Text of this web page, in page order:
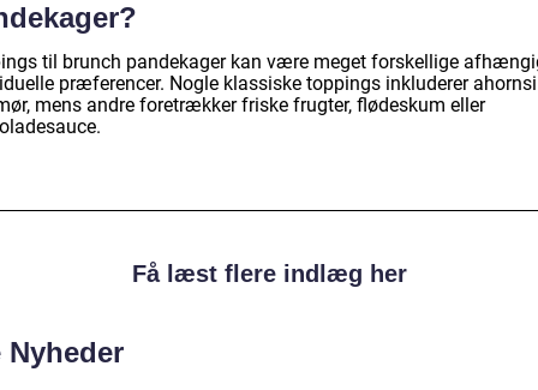
til brunch pandekager kan være meget forskellige
præferencer. Nogle klassiske toppings inkluderer
mens andre foretrækker friske frugter, flødeskum eller
Få læst flere indlæg her
Nyheder